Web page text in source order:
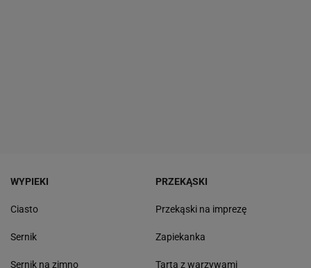
WYPIEKI
Ciasto
Sernik
Sernik na zimno
PRZEKĄSKI
Przekąski na imprezę
Zapiekanka
Tarta z warzywami